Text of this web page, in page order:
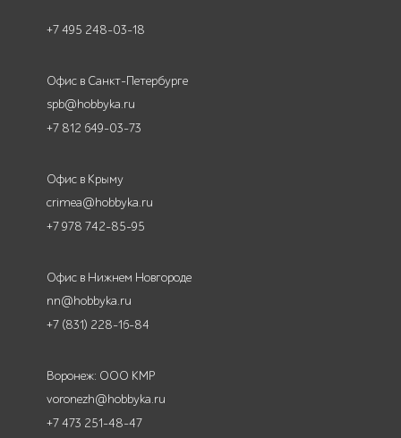
+7 495 248-03-18
Офис в Санкт-Петербурге
spb@hobbyka.ru
+7 812 649-03-73
Офис в Крыму
crimea@hobbyka.ru
+7 978 742-85-95
Офис в Нижнем Новгороде
nn@hobbyka.ru
+7 (831) 228-16-84
Воронеж: ООО КМР
voronezh@hobbyka.ru
+7 473 251-48-47